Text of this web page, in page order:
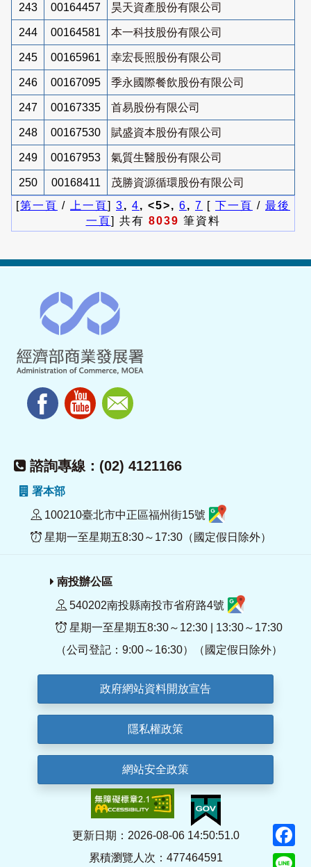
243 00164457 昊天資產股份有限公司
244 00164581 本一科技股份有限公司
245 00165961 幸宏長照股份有限公司
246 00167095 季永國際餐飲股份有限公司
247 00167335 首易股份有限公司
248 00167530 賦盛資本股份有限公司
249 00167953 氣質生醫股份有限公司
250 00168411
茂勝資源循環股份有限公司
[第一頁 / 上一頁] 3, 4, <5>, 6, 7 [ 下一頁 / 最後
一頁] 共有 8039 筆資料
諮詢專線：(02) 4121166
署本部
100210臺北市中正區福州街15號
星期一至星期五8:30～17:30（國定假日除外）
南投辦公區
540202南投縣南投市省府路4號
星期一至星期五8:30～12:30 | 13:30～17:30
（公司登記：9:00～16:30）（國定假日除外）
政府網站資料開放宣告
隱私權政策
網站安全政策
更新日期：2026-08-06 14:50:51.0
累積瀏覽人次：477464591